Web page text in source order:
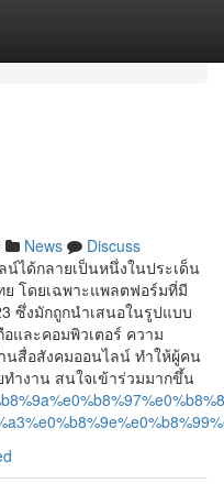
News
Discuss
ได้กลายเป็นหนึ่งในประเด็น
ย โดยเฉพาะแพลตฟอร์มที่มี
ซึ่งมักถูกนำเสนอในรูปแบบ
และคอมพิวเตอร์ ความ
นสื่อสังคมออนไลน์ ทำให้ผู้คน
ำงาน สนใจเข้าร่วมมากขึ้น